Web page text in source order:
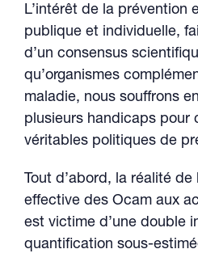
L’intérêt de la prévention
publique et individuelle,
d’un consensus
qu’organismes
maladie, nous souffrons
plusieurs handicaps pour
véritables politiques de
Tout d’abord, la réalité
effective des Ocam aux
est victime d’une double
quantification sous-